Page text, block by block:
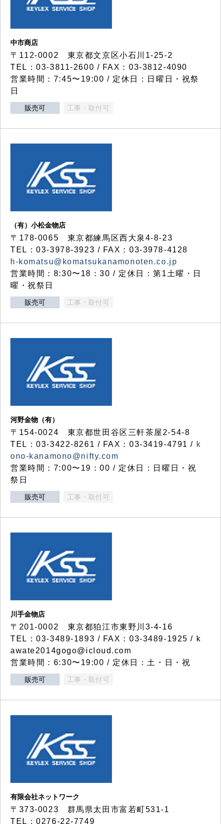
中市商店
〒112-0002 東京都文京区小石川1-25-2
TEL：03-3811-2600 / FAX：03-3812-4090
営業時間：7:45〜19:00 / 定休日：日曜日・祝祭
日
販売可 工事・取付可
（有）小松金物店
〒178-0065 東京都練馬区西大泉4-8-23
TEL：03-3978-3923 / FAX：03-3978-4128
h-komatsu@komatsukanamonoten.co.jp
営業時間：8:30〜18：30 / 定休日：第1土曜・日
曜・祝祭日
販売可 工事・取付可
河野金物（有）
〒154-0024 東京都世田谷区三軒茶屋2-54-8
TEL：03-3422-8261 / FAX：03-3419-4791 / k
ono-kanamono@nifty.com
営業時間：7:00〜19：00 / 定休日：日曜日・祝
祭日
販売可 工事・取付可
川手金物店
〒201-0002 東京都狛江市東野川3-4-16
TEL：03-3489-1893 / FAX：03-3489-1925 / k
awate2014gogo@icloud.com
営業時間：6:30〜19:00 / 定休日：土・日・祝
販売可 工事・取付可
有限会社ネットワーク
〒373-0023 群馬県太田市富若町531-1
TEL：0276-22-7749